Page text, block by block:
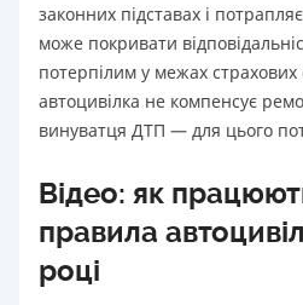
законних підставах і
може покривати
потерпілим у межах
автоцивілка не компенсує
винуватця ДТП — для цього
Відео: як
правила
році